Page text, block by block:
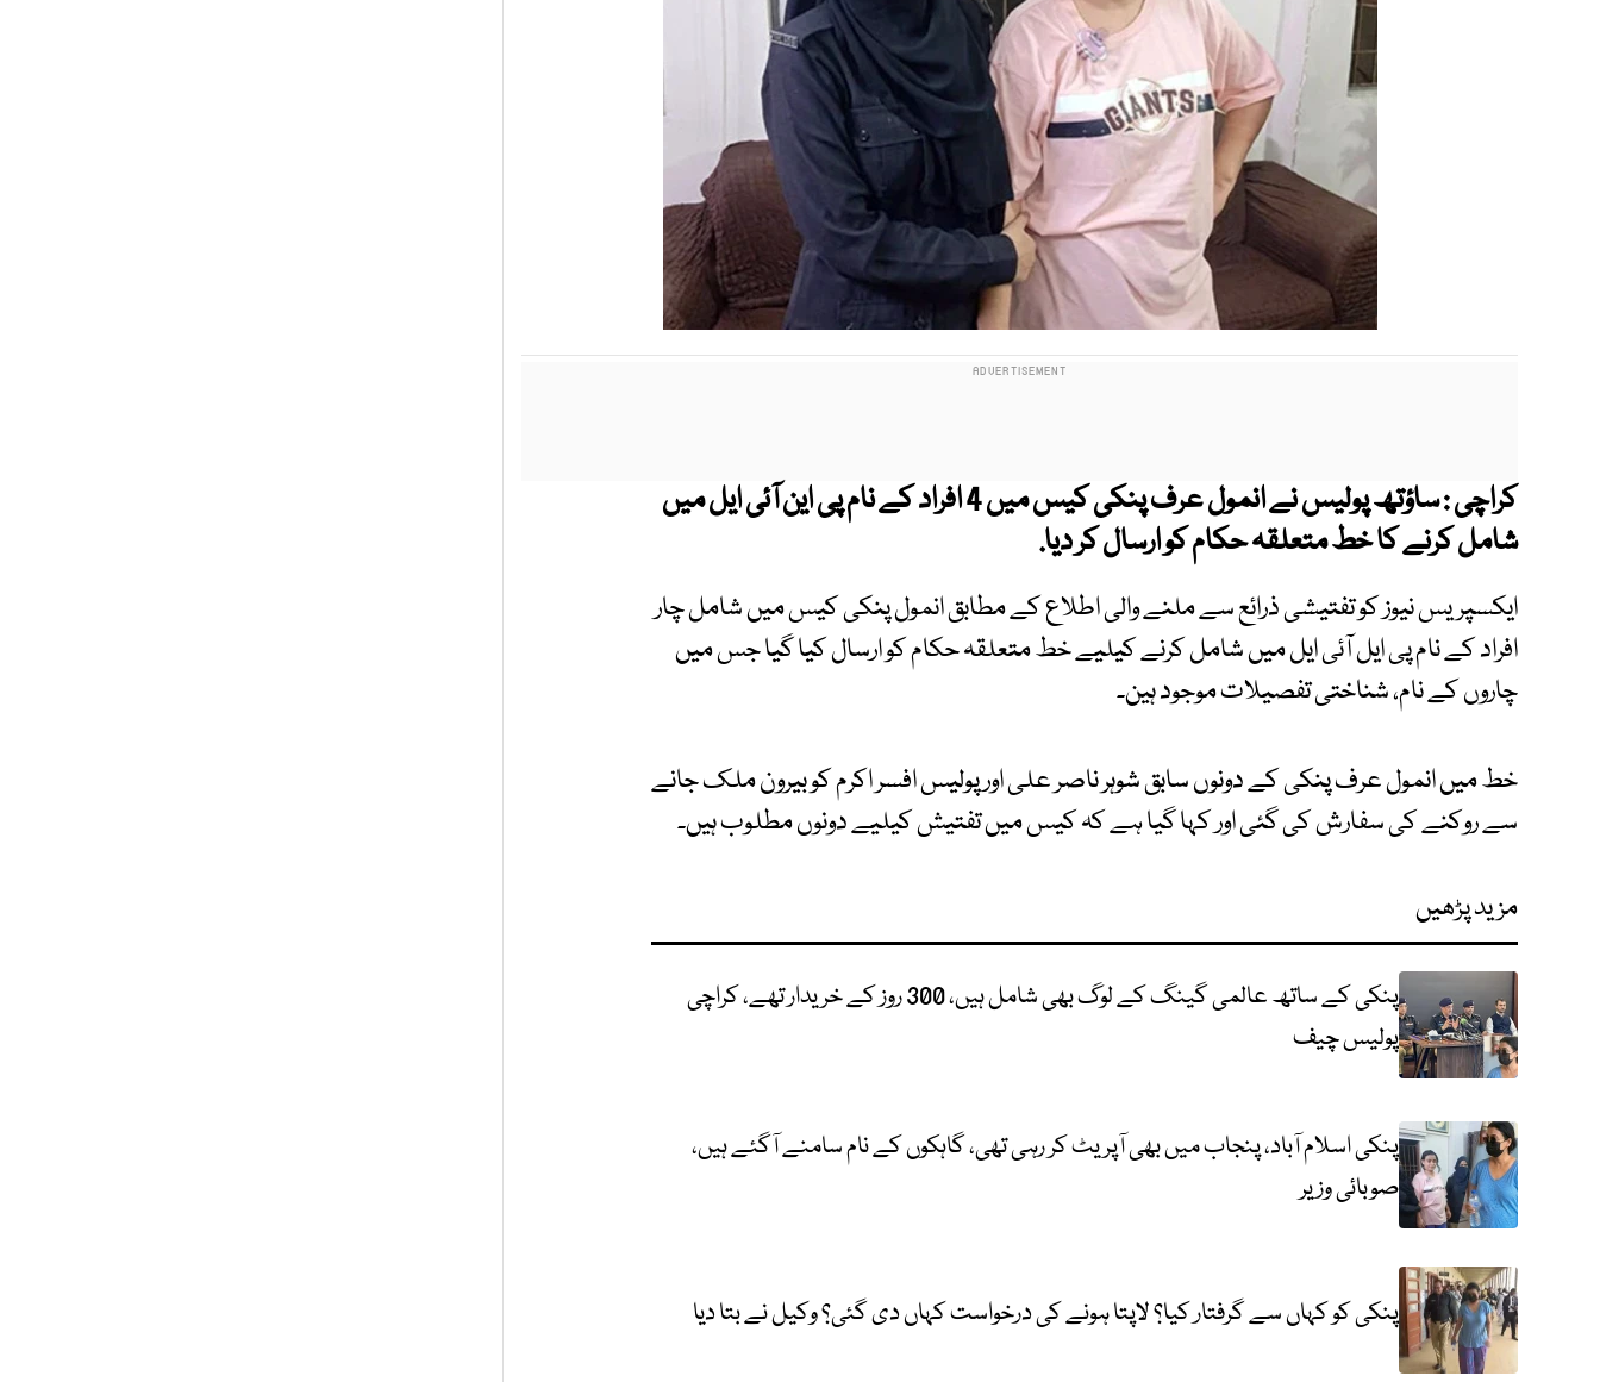
کراچی : ساؤتھ پولیس نے انمول عرف پنکی کیس میں 4 افراد کے نام پی این آئی ایل میں
شامل کرنے کا خط متعلقہ حکام کو ارسال کر دیا.
ایکسپریس نیوز کو تفتیشی ذرائع سے ملنے والی اطلاع کے مطابق انمول پنکی کیس میں شامل چار
افراد کے نام پی ایل آئی ایل میں شامل کرنے کیلیے خط متعلقہ حکام کو ارسال کیا گیا جس میں
چاروں کے نام، شناختی تفصیلات موجود ہین۔
خط میں انمول عرف پنکی کے دونوں سابق شوہر ناصر علی اور پولیس افسر اکرم کو بیرون ملک جانے
سے روکنے کی سفارش کی گئی اور کہا گیا ہے کہ کیس میں تفتیش کیلیے دونوں مطلوب ہیں۔
مزید پڑھیں
پنکی کے ساتھ عالمی گینگ کے لوگ بھی شامل ہیں، 300 روز کے خریدار تھے، کراچی
پولیس چیف
پنکی اسلام آباد، پنجاب میں بھی آپریٹ کر رہی تھی، گاہکوں کے نام سامنے آگئے ہیں،
صوبائی وزیر
پنکی کو کہاں سے گرفتار کیا؟ لاپتا ہونے کی درخواست کہاں دی گئی؟ وکیل نے بتا دیا